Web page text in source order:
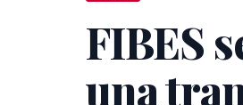
FIBES
una